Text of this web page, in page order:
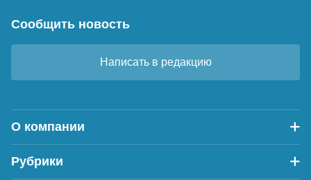
Сообщить новость
Написать в редакцию
О компании
Рубрики